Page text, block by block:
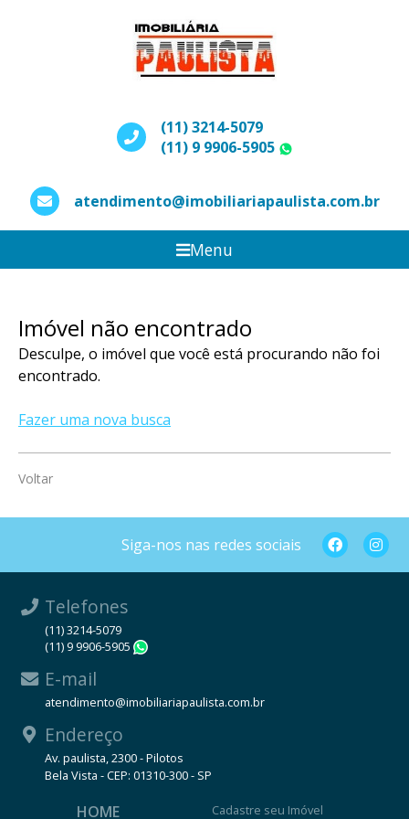
(11) 3214-5079
(11) 9 9906-5905
atendimento@imobiliariapaulista.com.br
Menu
Imóvel não encontrado
Desculpe, o imóvel que você está procurando não foi
encontrado.
Fazer uma nova busca
Voltar
Siga-nos nas redes sociais
Telefones
(11) 3214-5079
(11) 9 9906-5905
E-mail
atendimento@imobiliariapaulista.com.br
Endereço
Av. paulista, 2300 - Pilotos
Bela Vista - CEP: 01310-300 - SP
HOME Cadastre seu Imóvel